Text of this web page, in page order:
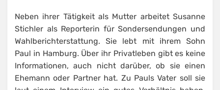
Neben ihrer Tätigkeit als Mutter arbeitet Susanne
Stichler als Reporterin für Sondersendungen und
Wahlberichterstattung. Sie lebt mit ihrem Sohn
Paul in Hamburg. Über ihr Privatleben gibt es keine
Informationen, auch nicht darüber, ob sie einen
Ehemann oder Partner hat. Zu Pauls Vater soll sie